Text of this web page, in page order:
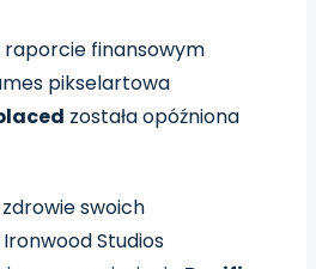
finansowym
pikselartowa
została opóźniona
swoich
Studios